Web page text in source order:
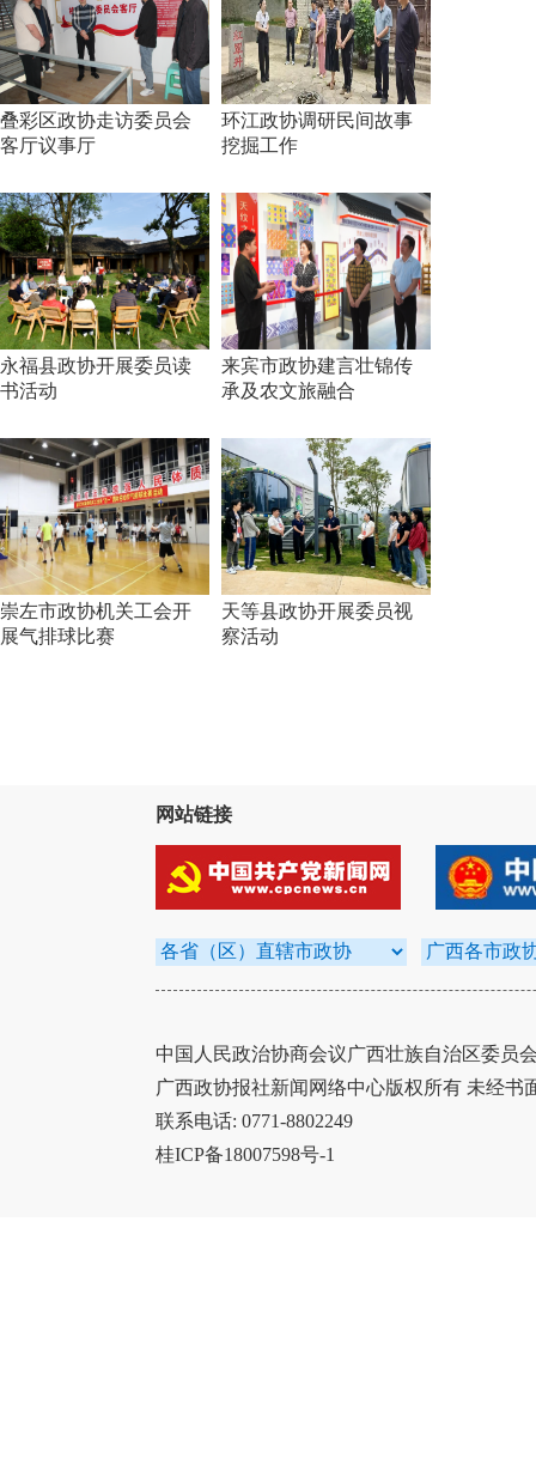
叠彩区政协走访委员会
客厅议事厅
环江政协调研民间故事
挖掘工作
永福县政协开展委员读
书活动
来宾市政协建言壮锦传
承及农文旅融合
崇左市政协机关工会开
展气排球比赛
天等县政协开展委员视
察活动
网站链接
中国人民政治协商会议广西壮族自治区委员
广西政协报社新闻网络中心版权所有 未经书
联系电话: 0771-8802249
桂ICP备18007598号-1